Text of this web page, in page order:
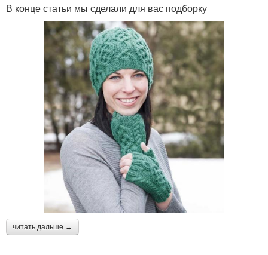
В конце статьи мы сделали для вас подборку
читать дальше →